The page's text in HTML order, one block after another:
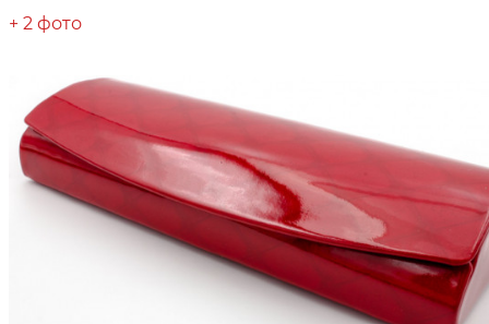
+ 2 фото